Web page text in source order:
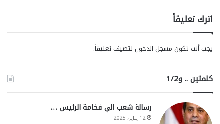
اترك تعليقاً
يجب أنت تكون مسجل الدخول لتضيف تعليقاً.
كلمتين .. و1/2
رسالة شعب الي فخامة الرئيس ….
12 يناير، 2025